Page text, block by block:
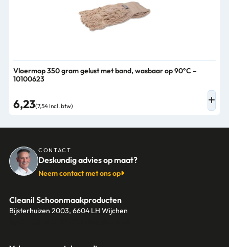
Vloermop 350 gram gelust met band, wasbaar op 90°C –
10100623
6,23(7,54 Incl. btw)
CONTACT
Deskundig advies op maat?
Neem contact met ons op
Cleanil Schoonmaakproducten
Bijsterhuizen 2003, 6604 LH Wijchen